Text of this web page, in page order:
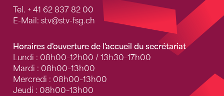
Tel. + 41 62 837 82 00
E-Mail: stv@stv-fsg.ch
Horaires d'ouverture de l'accueil du secrétariat
Lundi : 08h00–12h00 / 13h30–17h00
Mardi : 08h00–13h00
Mercredi : 08h00–13h00
Jeudi : 08h00–13h00